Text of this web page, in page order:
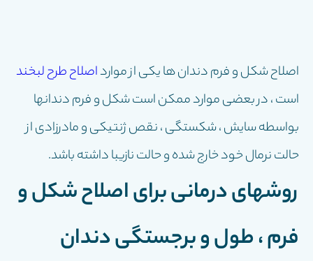
اصلاح شکل و فرم دندان ها یکی از موارداصلاح طرح لبخند
است ، در بعضی موارد ممکن است شکل و فرم دندانها
بواسطه سایش ، شکستگی ، نقص ژنتیکی و مادرزادی از
حالت نرمال خود خارج شده و حالت نازیبا داشته باشد.
روشهای درمانی برای اصلاح شکل و
فرم ، طول و برجستگی دندان